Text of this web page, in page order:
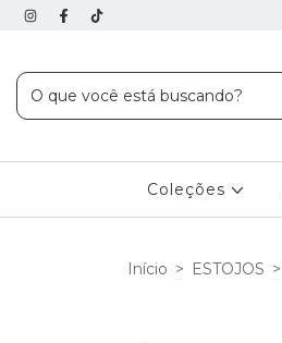
Coleções
Início > ESTOJOS >